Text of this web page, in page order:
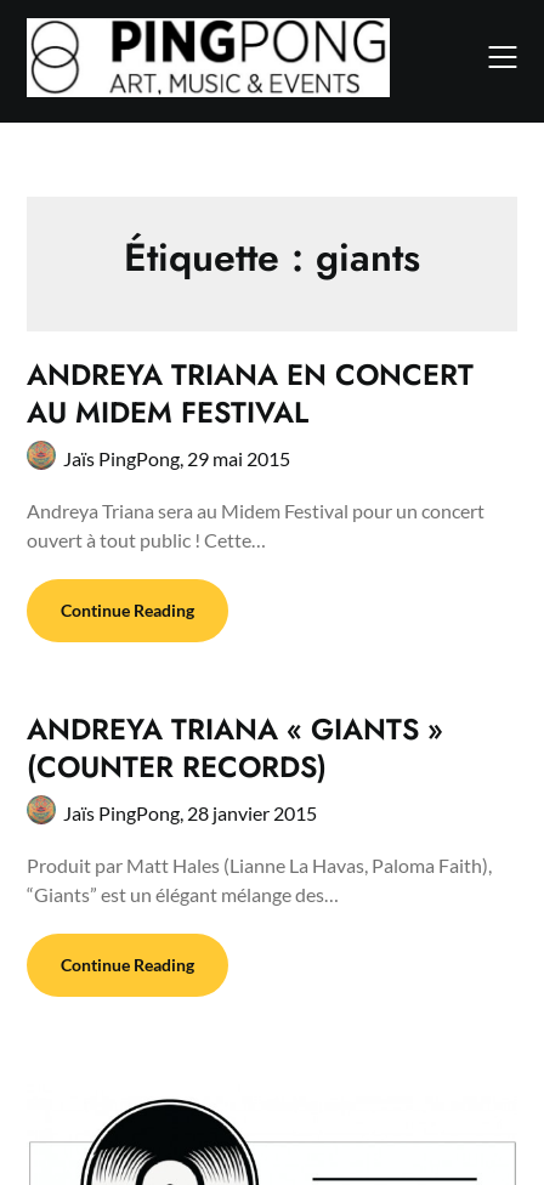
Skip
content
Étiquette : giants
ANDREYA TRIANA EN CONCERT
AU MIDEM FESTIVAL
Jaïs PingPong, 29 mai 2015
Andreya Triana sera au Midem Festival pour un concert
ouvert à tout public ! Cette…
Continue Reading
ANDREYA TRIANA « GIANTS »
(COUNTER RECORDS)
Jaïs PingPong, 28 janvier 2015
Produit par Matt Hales (Lianne La Havas, Paloma Faith),
“Giants” est un élégant mélange des…
Continue Reading